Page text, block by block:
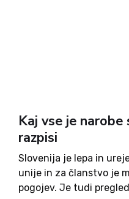
Kaj vse je
razpisi
Slovenija je lepa in
unije in za članstvo je
pogojev. Je tudi